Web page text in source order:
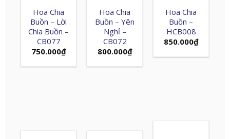
Hoa Chia
Buồn – Lời
Chia Buồn –
CB077
750.000₫
Hoa Chia
Buồn – Yên
Nghỉ –
CB072
800.000₫
Hoa Chia
Buồn –
HCB008
850.000₫